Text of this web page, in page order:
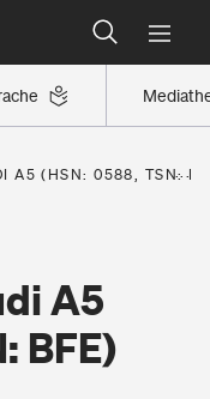
A5 (HSN: 0588, TSN:
A5
BFE)